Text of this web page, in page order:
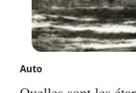
Auto